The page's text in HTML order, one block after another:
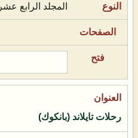
المجلد الرابع عشر
رحلات تايلاند (بانكوك)